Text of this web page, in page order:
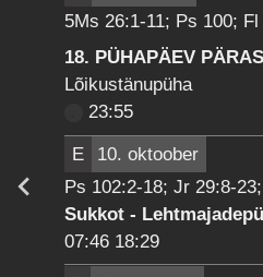
5Ms 26:1-11; Ps 100;
18. PÜHAPÄEV
Lõikustänupüha
23:55
E
10. oktoober
Ps 102:2-18; Jr 29:8-
Sukkot -
07:46 18:29